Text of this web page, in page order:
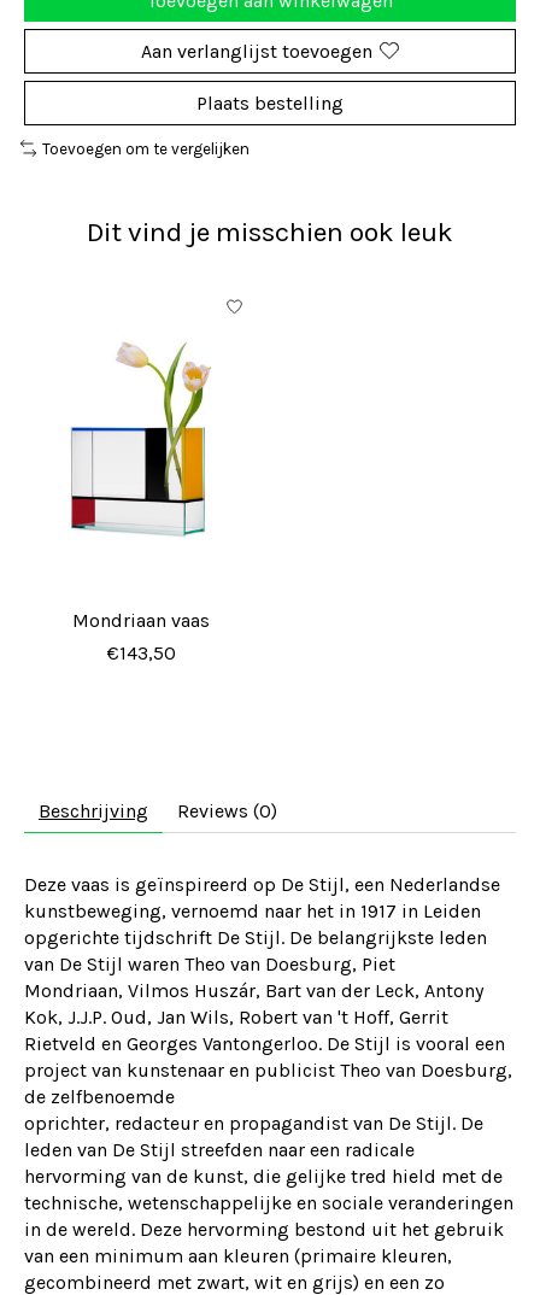
Aan verlanglijst toevoegen
Plaats bestelling
Toevoegen om te vergelijken
Beschrijving Reviews (0)
Deze vaas is geïnspireerd op De Stijl, een Nederlandse
kunstbeweging, vernoemd naar het in 1917 in Leiden
opgerichte tijdschrift De Stijl. De belangrijkste leden
van De Stijl waren Theo van Doesburg, Piet
Mondriaan, Vilmos Huszár, Bart van der Leck, Antony
Kok, J.J.P. Oud, Jan Wils, Robert van 't Hoff, Gerrit
Rietveld en Georges Vantongerloo. De Stijl is vooral een
project van kunstenaar en publicist Theo van Doesburg,
de zelfbenoemde
oprichter, redacteur en propagandist van De Stijl. De
leden van De Stijl streefden naar een radicale
hervorming van de kunst, die gelijke tred hield met de
technische, wetenschappelijke en sociale veranderingen
in de wereld. Deze hervorming bestond uit het gebruik
van een minimum aan kleuren (primaire kleuren,
gecombineerd met zwart, wit en grijs) en een zo
Dit vind je misschien ook leuk
Items van productcarrousel
Mondriaan vaas
€143,50